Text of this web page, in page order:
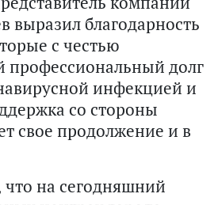
выразил благодарность
с честью
профессиональный долг
инфекцией и
со стороны
свое продолжение и в
что на сегодняшний